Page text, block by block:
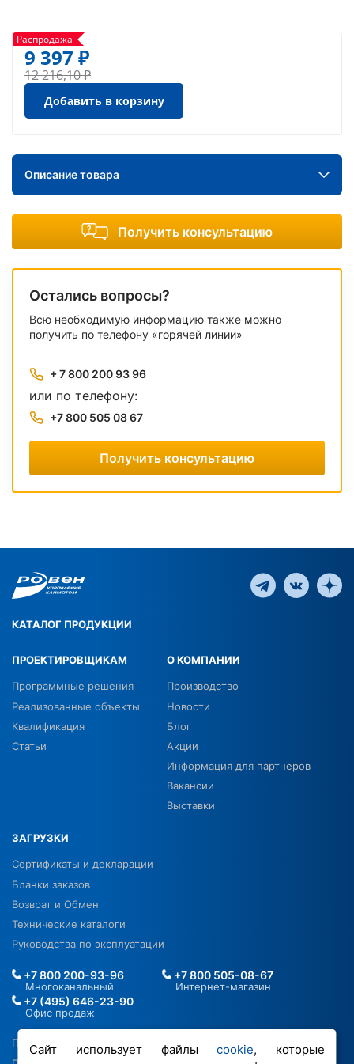
Распродажа
9 397 ₽
12 216,10 ₽
Добавить в корзину
Описание товара
Получить консультацию
Остались вопросы?
Всю необходимую информацию также можно
получить по телефону «горячей линии»
+ 7 800 200 93 96
или по телефону:
+7 800 505 08 67
Получить консультацию
Сайт использует файлыcookie, которые
КАТАЛОГ ПРОДУКЦИИ
ПРОЕКТИРОВЩИКАМ
Программные решения
Реализованные объекты
Квалификация
Статьи
О КОМПАНИИ
Производство
Новости
Блог
Акции
Информация для партнеров
Вакансии
Выставки
ЗАГРУЗКИ
Сертификаты и декларации
Бланки заказов
Возврат и Обмен
Технические каталоги
Руководства по эксплуатации
Политика в отношении ПДН
+7 800 200-93-96
Многоканальный
+7 800 505-08-67
Интернет-магазин
+7 (495) 646-23-90
Офис продаж